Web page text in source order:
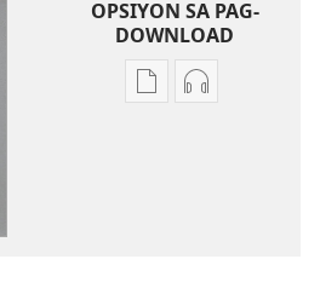
OPSIYON SA PAG-
DOWNLOAD
OpsiyonOpsiyon